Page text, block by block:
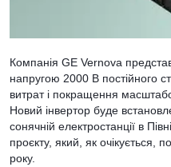
Компанія GE Vernova
напругою 2000 В постійного
витрат і покращення
Новий інвертор буде
сонячній електростанції в
проєкту, який, як очікується,
року.